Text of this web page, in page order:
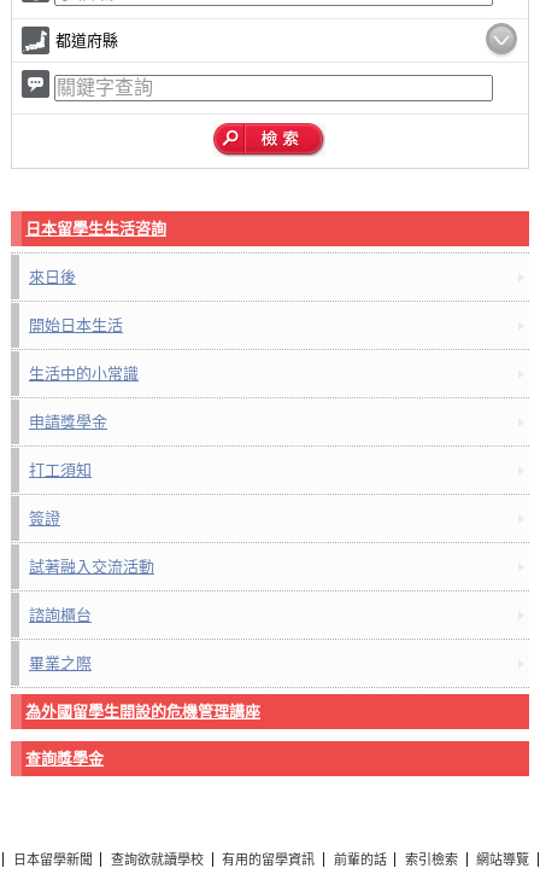
都道府縣
日本留學生生活咨詢
來日後
開始日本生活
生活中的小常識
申請獎學金
打工須知
簽證
試著融入交流活動
諮詢櫃台
畢業之際
為外國留學生開設的危機管理講座
查詢獎學金
日本留學新聞 查詢欲就讀學校 有用的留學資訊 前輩的話 索引檢索
網站導覽